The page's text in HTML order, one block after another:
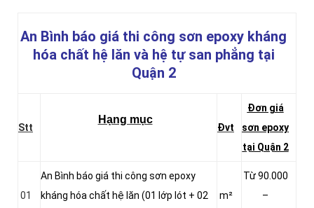
An Bình báo giá thi công sơn epoxy kháng
hóa chất hệ lăn và hệ tự san phẳng tại
Quận 2
Stt
Hạng mục
Đvt
Đơn giá
sơn epoxy
tại Quận 2
01
An Bình báo giá thi công sơn epoxy
kháng hóa chất hệ lăn (01 lớp lót + 02
m²
Từ 90.000
–